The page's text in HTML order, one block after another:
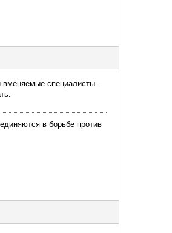
вменяемые специалисты...
в борьбе против